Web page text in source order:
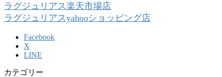
ラグジュリアス楽天市場店
ラグジュリアスyahooショッピング店
Facebook
X
LINE
カテゴリー